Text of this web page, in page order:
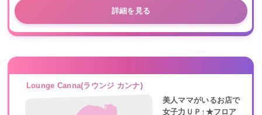
詳細を見る
Lounge Canna(ラウンジ カンナ)
美人ママがいるお店で
女子力ＵＰ↑★フロア